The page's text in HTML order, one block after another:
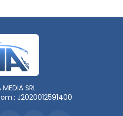
SRL
J2020012591400